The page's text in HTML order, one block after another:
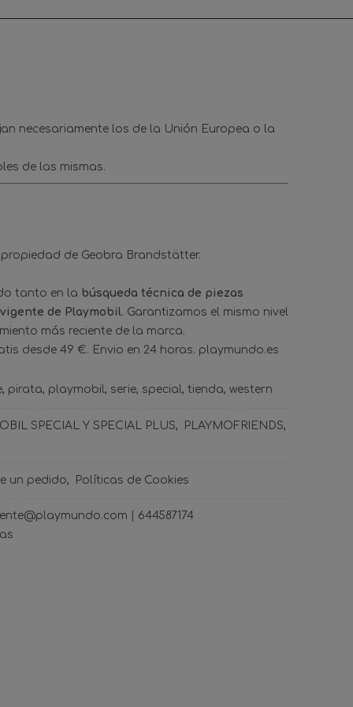
necesariamente los de la Unión Europea o la
de las mismas.
de Geobra Brandstätter.
tanto en la búsqueda técnica de piezas
de Playmobil. Garantizamos el mismo nivel
más reciente de la marca.
desde 49 €. Envio en 24 horas. playmundo.es
pirata playmobil serie special tienda western
SPECIAL Y SPECIAL PLUS
PLAYMOFRIENDS
un pedido Políticas de Cookies
| 644587174